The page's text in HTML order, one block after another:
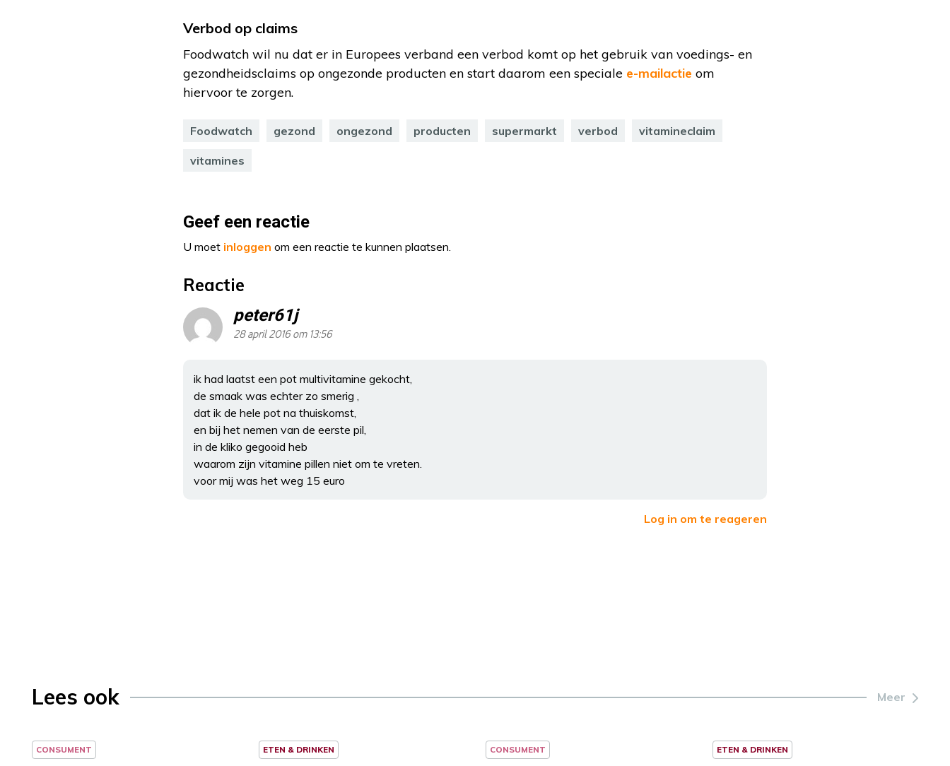
Verbod op claims
Foodwatch wil nu dat er in Europees verband een verbod komt op het gebruik van voedings- en
gezondheidsclaims op ongezonde producten en start daarom een speciale e-mailactie om
hiervoor te zorgen.
Foodwatch gezond ongezond producten supermarkt verbod vitamineclaim
vitamines
Geef een reactie
U moet inloggen om een reactie te kunnen plaatsen.
Reactie
peter61j
28 april 2016 om 13:56
ik had laatst een pot multivitamine gekocht,
de smaak was echter zo smerig ,
dat ik de hele pot na thuiskomst,
en bij het nemen van de eerste pil,
in de kliko gegooid heb
waarom zijn vitamine pillen niet om te vreten.
voor mij was het weg 15 euro
Log in om te reageren
Lees ook Meer
CONSUMENT ETEN & DRINKEN CONSUMENT ETEN & DRINKEN